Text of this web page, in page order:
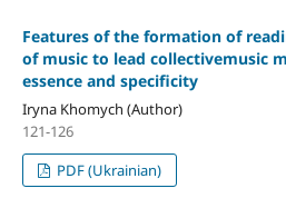
Features of the formation of
of music to lead collectivemusic
essence and specificity
Iryna Khomych (Author)
121-126
PDF (Ukrainian)